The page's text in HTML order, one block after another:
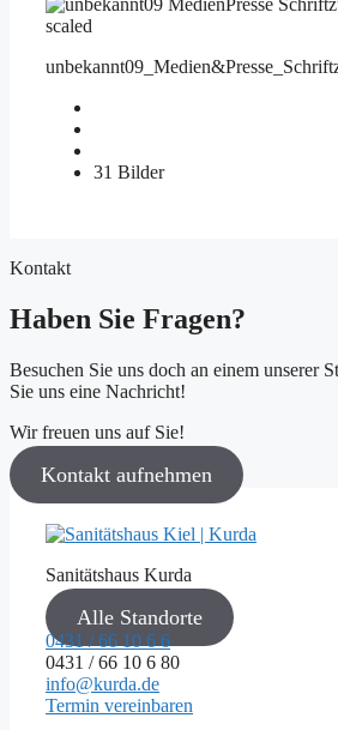
31 Bilder
Kontakt
Haben Sie Fragen?
Besuchen Sie uns doch an einem unserer
Sie uns eine Nachricht!
Wir freuen uns auf Sie!
Kontakt aufnehmen
Sanitätshaus Kurda
Alle Standorte
0431 / 66 10 6 6
0431 / 66 10 6 80
info@kurda.de
Termin vereinbaren